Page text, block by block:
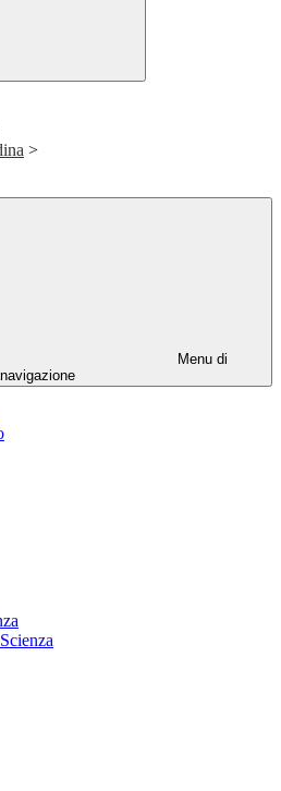
>
Menu di
navigazione